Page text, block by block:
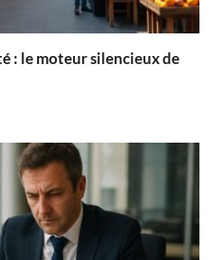
: le moteur silencieux de